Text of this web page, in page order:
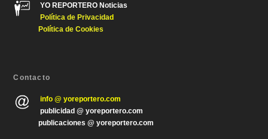
YO REPORTERO Noticias
Política de Privacidad
Política de Cookies
Contacto
info @ yoreportero.com
publicidad @ yoreportero.com
publicaciones @ yoreportero.com